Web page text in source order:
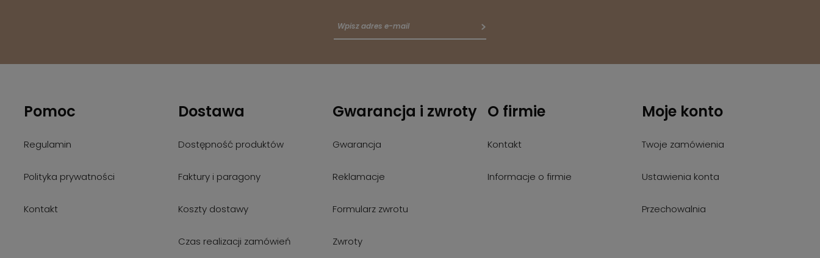
Pomoc
Regulamin
Polityka prywatności
Kontakt
Dostawa
Dostępność produktów
Faktury i paragony
Koszty dostawy
Czas realizacji zamówień
Gwarancja i zwroty
Gwarancja
Reklamacje
Formularz zwrotu
Zwroty
O firmie
Kontakt
Informacje o firmie
Moje konto
Twoje zamówienia
Ustawienia konta
Przechowalnia